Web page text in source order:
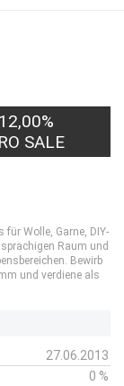
12,00%
SALE
Wolle, Garne, DIY-
Raum und
Bewirb
und verdiene als
27.06.2013
0 %